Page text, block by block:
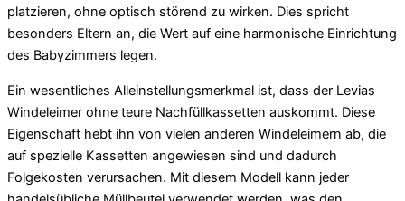
platzieren, ohne optisch störend zu wirken. Dies spricht
besonders Eltern an, die Wert auf eine harmonische Einrichtung
des Babyzimmers legen.
Ein wesentliches Alleinstellungsmerkmal ist, dass der Levias
Windeleimer ohne teure Nachfüllkassetten auskommt. Diese
Eigenschaft hebt ihn von vielen anderen Windeleimern ab, die
auf spezielle Kassetten angewiesen sind und dadurch
Folgekosten verursachen. Mit diesem Modell kann jeder